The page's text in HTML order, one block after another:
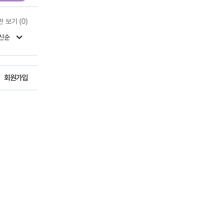
보기 (0)
순 expand_more
회원가입